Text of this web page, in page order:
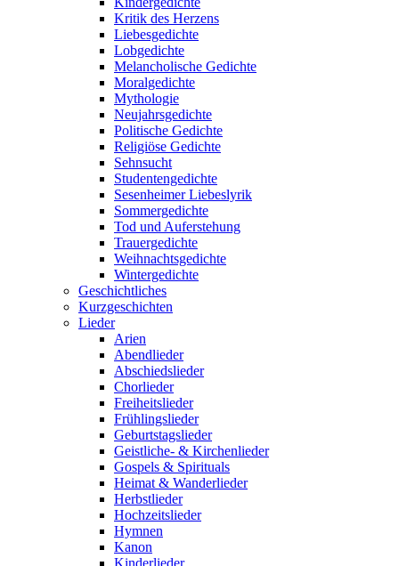
Kritik des Herzens
Liebesgedichte
Lobgedichte
Melancholische Gedichte
Moralgedichte
Mythologie
Neujahrsgedichte
Politische Gedichte
Religiöse Gedichte
Sehnsucht
Studentengedichte
Sesenheimer Liebeslyrik
Sommergedichte
Tod und Auferstehung
Trauergedichte
Weihnachtsgedichte
Wintergedichte
Geschichtliches
Kurzgeschichten
Lieder
Arien
Abendlieder
Abschiedslieder
Chorlieder
Freiheitslieder
Frühlingslieder
Geburtstagslieder
Geistliche- & Kirchenlieder
Gospels & Spirituals
Heimat & Wanderlieder
Herbstlieder
Hochzeitslieder
Hymnen
Kanon
Kinderlieder